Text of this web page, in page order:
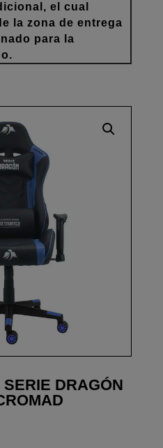
el cual
la zona de entrega
para la
DRAGÓN